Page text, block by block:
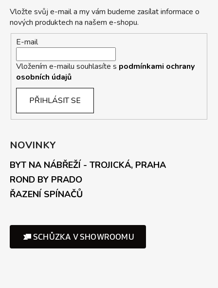
Vložte svůj e-mail a my vám budeme zasílat informace o
nových produktech na našem e-shopu.
E-mail
Vložením e-mailu souhlasíte s podmínkami ochrany
osobních údajů
PŘIHLÁSIT SE
NOVINKY
BYT NA NÁBŘEŽÍ - TROJICKÁ, PRAHA
ROND BY PRADO
ŘAZENÍ SPÍNAČŮ
SCHŮZKA V SHOWROOMU